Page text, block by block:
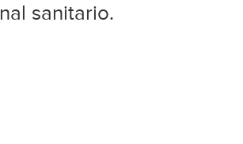
sanitario.